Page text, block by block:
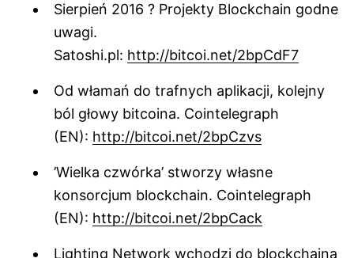
Sierpień 2016 ? Projekty Blockchain godne
uwagi.
Satoshi.pl: http://bitcoi.net/2bpCdF7
Od włamań do trafnych aplikacji, kolejny
ból głowy bitcoina. Cointelegraph
(EN): http://bitcoi.net/2bpCzvs
’Wielka czwórka’ stworzy własne
konsorcjum blockchain. Cointelegraph
(EN): http://bitcoi.net/2bpCack
Lighting Network wchodzi do blockchaina